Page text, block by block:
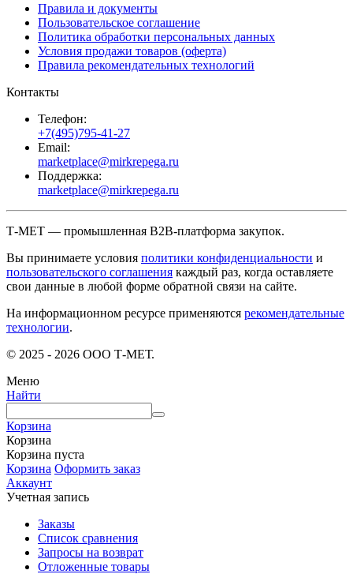
Правила и документы
Пользовательское соглашение
Политика обработки персональных данных
Условия продажи товаров (оферта)
Правила рекомендательных технологий
Контакты
Телефон:
+7(495)795-41-27
Email:
marketplace@mirkrepega.ru
Поддержка:
marketplace@mirkrepega.ru
Т-МЕТ — промышленная B2B-платформа закупок.
Вы принимаете условия политики конфиденциальности и
пользовательского соглашения каждый раз, когда оставляете
свои данные в любой форме обратной связи на сайте.
На информационном ресурсе применяются рекомендательные
технологии.
© 2025 - 2026 ООО Т-МЕТ.
Меню
Найти
Корзина
Корзина
Корзина пуста
Корзина Оформить заказ
Аккаунт
Учетная запись
Заказы
Список сравнения
Запросы на возврат
Отложенные товары